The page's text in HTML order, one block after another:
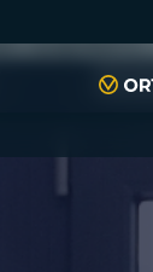
"xyiqp4ejzc");